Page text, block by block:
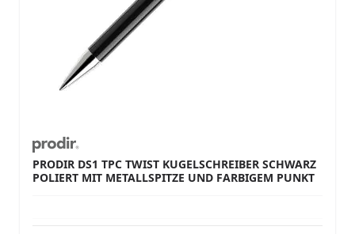
PRODIR DS1 TPC TWIST KUGELSCHREIBER SCHWARZ
POLIERT MIT METALLSPITZE UND FARBIGEM PUNKT